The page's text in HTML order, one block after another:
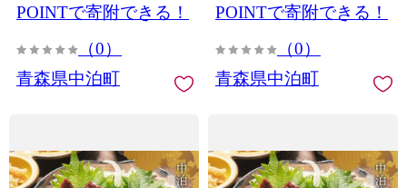
心臓 レバー 生レバー 肉 桜
中泊町 F6N-347
POINTで寄附できる！
（0）
青森県中泊町
POINTで寄附できる！
（0）
青森県中泊町